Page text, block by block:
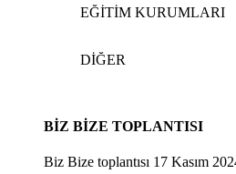
EĞİTİM KURUMLARI
DİĞER
BİZ BİZE TOPLANTISI
Biz Bize toplantısı 17 Kasım